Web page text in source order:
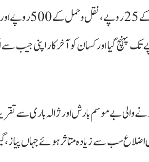
کیے گئے۔ اس طرح کل خرچ 1,263 روپے تک پہنچ گیا اور کسان کو
سب سے زیادہ متاثر ہوئے جہاں پیاز،